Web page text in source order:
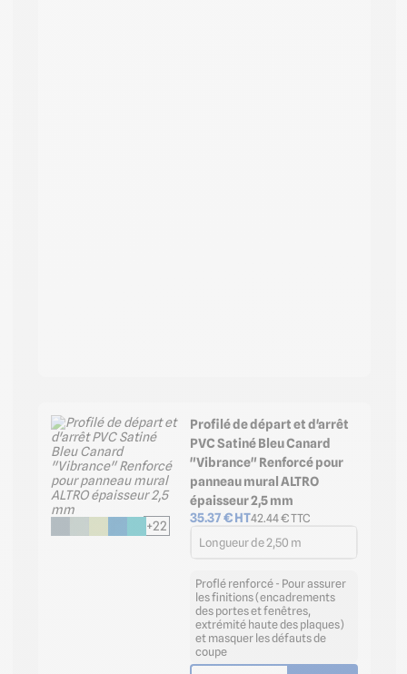
+22
Profilé de départ et d'arrêt
PVC Satiné Bleu Canard
"Vibrance" Renforcé pour
panneau mural ALTRO
épaisseur 2,5 mm
35.37€ HT42.44€ TTC
Longueur de 2,50 m
Proflé renforcé - Pour assurer
les finitions (encadrements
des portes et fenêtres,
extrémité haute des plaques)
et masquer les défauts de
coupe